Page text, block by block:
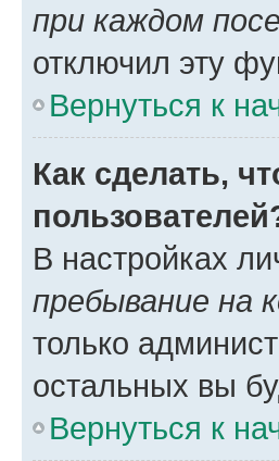
при каждом
отключил эту
Вернуться к
Как сделать,
В настройках
пребывание на
только
остальных вы
Вернуться к